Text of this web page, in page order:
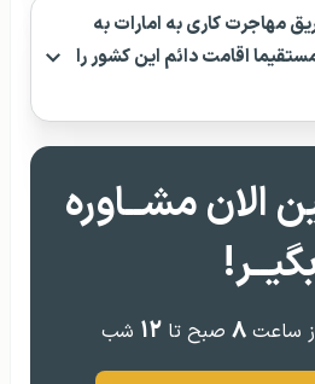
مهاجرت کاری به امارات به
اقامت دائم این کشور را
الان مشــاوره
ساعت۸ صبح تا۱۲ شب